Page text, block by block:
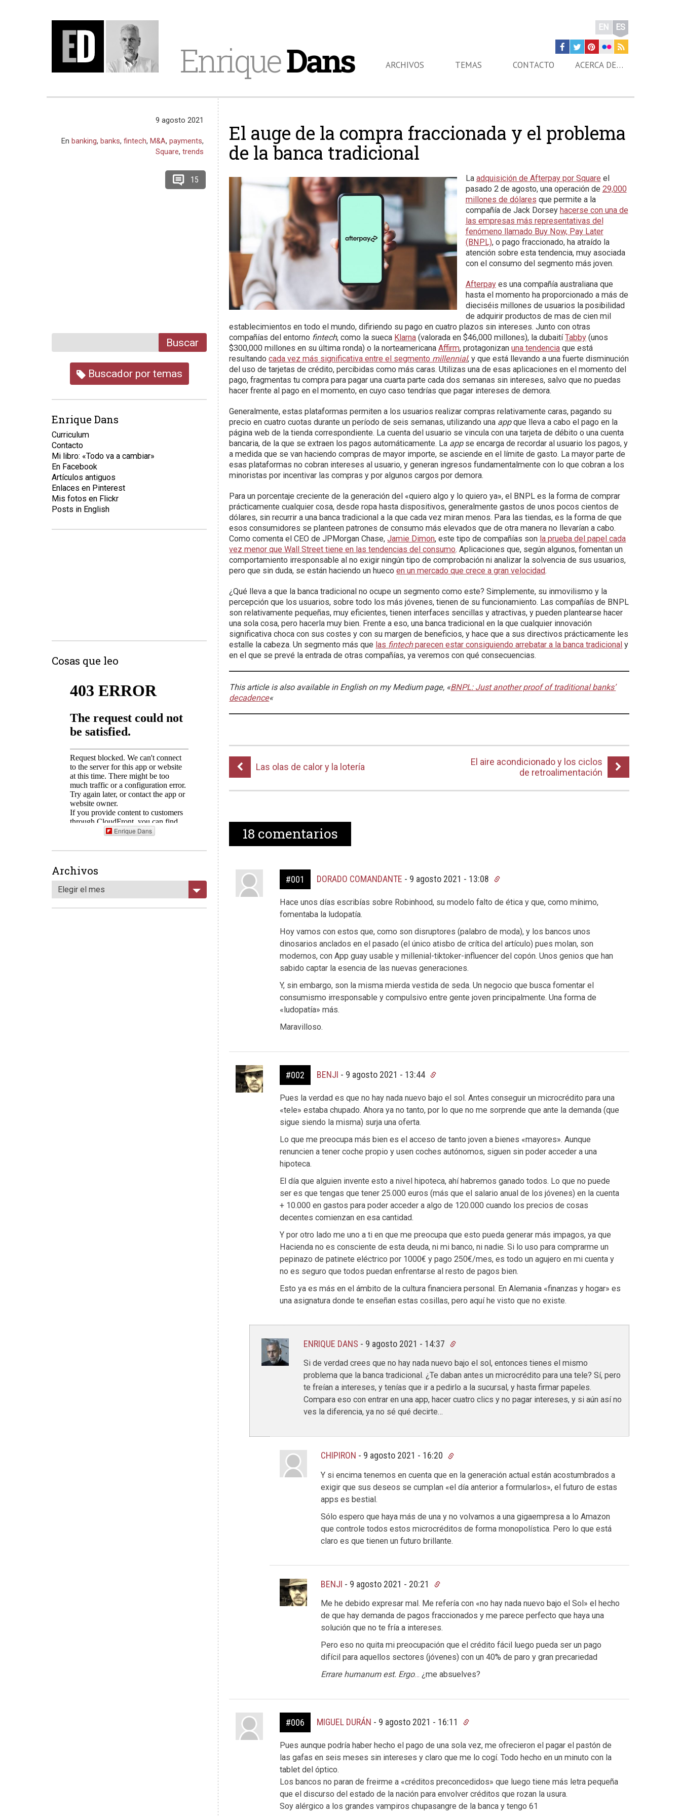
EnriqueDans
EN ES
ARCHIVOS TEMAS CONTACTO ACERCA DE…
El auge de la compra fraccionada y el problema
de la banca tradicional
La adquisición de Afterpay por Squareel
pasado 2 de agosto, una operación de 29,000
millones de dólares que permite a la
compañía de Jack Dorsey hacerse con una de
las empresas más representativas del
fenómeno llamado Buy Now, Pay Later
(BNPL), o pago fraccionado, ha atraído la
atención sobre esta tendencia, muy asociada
con el consumo del segmento más joven.
Afterpayes una compañía australiana que
hasta el momento ha proporcionado a más de
dieciséis millones de usuarios la posibilidad
de adquirir productos de mas de cien mil
establecimientos en todo el mundo, difiriendo su pago en cuatro plazos sin intereses. Junto con otras
compañías del entorno fintech, como la sueca Klarna (valorada en $46,000 millones), la dubaitíTabby (unos
$300,000 millones en su última ronda) o la norteamericanaAffirm, protagonizanuna tendencia que está
resultandocada vez más significativa entre el segmento millennial, y que está llevando a una fuerte disminución
del uso de tarjetas de crédito, percibidas como más caras. Utilizas una de esas aplicaciones en el momento del
pago, fragmentas tu compra para pagar una cuarta parte cada dos semanas sin intereses, salvo que no puedas
hacer frente al pago en el momento, en cuyo caso tendrías que pagar intereses de demora.
Generalmente, estas plataformas permiten a los usuarios realizar compras relativamente caras, pagando su
precio en cuatro cuotas durante un período de seis semanas, utilizando una appque lleva a cabo el pago en la
página web de la tienda correspondiente. La cuenta del usuario se vincula con una tarjeta de débito o una cuenta
bancaria, de la que se extraen los pagos automáticamente. La appse encarga de recordar al usuario los pagos, y
a medida que se van haciendo compras de mayor importe, se asciende en el límite de gasto. La mayor parte de
esas plataformas no cobran intereses al usuario, y generan ingresos fundamentalmente con lo que cobran a los
minoristas por incentivar las compras y por algunos cargos por demora.
Para un porcentaje creciente de la generación del «quiero algo y lo quiero ya», el BNPL es la forma de comprar
prácticamente cualquier cosa, desde ropa hasta dispositivos, generalmente gastos de unos pocos cientos de
dólares, sin recurrir a una banca tradicional a la que cada vez miran menos. Para las tiendas, es la forma de que
esos consumidores se planteen patrones de consumo más elevados que de otra manera no llevarían a cabo.
Como comenta el CEO de JPMorgan Chase,Jamie Dimon, este tipo de compañías son la prueba del papel cada
vez menor que Wall Street tiene en las tendencias del consumo. Aplicaciones que, según algunos, fomentan un
comportamiento irresponsable al no exigir ningún tipo de comprobación ni analizar la solvencia de sus usuarios,
pero que sin duda, se están haciendo un huecoen un mercado que crece a gran velocidad.
¿Qué lleva a que la banca tradicional no ocupe un segmento como este? Simplemente, su inmovilismo y la
percepción que los usuarios, sobre todo los más jóvenes, tienen de su funcionamiento. Las compañías de BNPL
son relativamente pequeñas, muy eficientes, tienen interfaces sencillas y atractivas, y pueden plantearse hacer
una sola cosa, pero hacerla muy bien. Frente a eso, una banca tradicional en la que cualquier innovación
significativa choca con sus costes y con su margen de beneficios, y hace que a sus directivos prácticamente les
estalle la cabeza. Un segmento más que las fintechparecen estar consiguiendo arrebatar a la banca tradicional y
en el que se prevé la entrada de otras compañías, ya veremos con qué consecuencias.
This article is also available in English on my Medium page, «BNPL: Just another proof of traditional banks’
decadence«
Las olas de calor y la lotería
El aire acondicionado y los ciclos
de retroalimentación
18 comentarios
#001 DORADO COMANDANTE - 9 agosto 2021 - 13:08
Hace unos días escribías sobre Robinhood, su modelo falto de ética y que, como mínimo,
fomentaba la ludopatía.
Hoy vamos con estos que, como son disruptores (palabro de moda), y los bancos unos
dinosarios anclados en el pasado (el único atisbo de crítica del artículo) pues molan, son
modernos, con App guay usable y millenial-tiktoker-influencer del copón. Unos genios que han
sabido captar la esencia de las nuevas generaciones.
Y, sin embargo, son la misma mierda vestida de seda. Un negocio que busca fomentar el
consumismo irresponsable y compulsivo entre gente joven principalmente. Una forma de
«ludopatía» más.
Maravilloso.
#002 BENJI - 9 agosto 2021 - 13:44
Pues la verdad es que no hay nada nuevo bajo el sol. Antes conseguir un microcrédito para una
«tele» estaba chupado. Ahora ya no tanto, por lo que no me sorprende que ante la demanda (que
sigue siendo la misma) surja una oferta.
Lo que me preocupa más bien es el acceso de tanto joven a bienes «mayores». Aunque
renuncien a tener coche propio y usen coches autónomos, siguen sin poder acceder a una
hipoteca.
El día que alguien invente esto a nivel hipoteca, ahí habremos ganado todos. Lo que no puede
ser es que tengas que tener 25.000 euros (más que el salario anual de los jóvenes) en la cuenta
+ 10.000 en gastos para poder acceder a algo de 120.000 cuando los precios de cosas
decentes comienzan en esa cantidad.
Y por otro lado me uno a ti en que me preocupa que esto pueda generar más impagos, ya que
Hacienda no es consciente de esta deuda, ni mi banco, ni nadie. Si lo uso para comprarme un
pepinazo de patinete eléctrico por 1000€ y pago 250€/mes, es todo un agujero en mi cuenta y
no es seguro que todos puedan enfrentarse al resto de pagos bien.
Esto ya es más en el ámbito de la cultura financiera personal. En Alemania «finanzas y hogar» es
una asignatura donde te enseñan estas cosillas, pero aquí he visto que no existe.
ENRIQUE DANS - 9 agosto 2021 - 14:37
Si de verdad crees que no hay nada nuevo bajo el sol, entonces tienes el mismo
problema que la banca tradicional. ¿Te daban antes un microcrédito para una tele? Sí, pero
te freían a intereses, y tenías que ir a pedirlo a la sucursal, y hasta firmar papeles.
Compara eso con entrar en una app, hacer cuatro clics y no pagar intereses, y si aún así no
ves la diferencia, ya no sé qué decirte…
CHIPIRON - 9 agosto 2021 - 16:20
Y si encima tenemos en cuenta que en la generación actual están acostumbrados a
exigir que sus deseos se cumplan «el día anterior a formularlos», el futuro de estas
apps es bestial.
Sólo espero que haya más de una y no volvamos a una gigaempresa a lo Amazon
que controle todos estos microcréditos de forma monopolística. Pero lo que está
claro es que tienen un futuro brillante.
BENJI - 9 agosto 2021 - 20:21
Me he debido expresar mal. Me refería con «no hay nada nuevo bajo el Sol» el hecho
de que hay demanda de pagos fraccionados y me parece perfecto que haya una
solución que no te fría a intereses.
Pero eso no quita mi preocupación que el crédito fácil luego pueda ser un pago
difícil para aquellos sectores (jóvenes) con un 40% de paro y gran precariedad
Errare humanum est. Ergo… ¿me absuelves?
#006 MIGUEL DURÁN - 9 agosto 2021 - 16:11
Pues aunque podría haber hecho el pago de una sola vez, me ofrecieron el pagar el pastón de
las gafas en seis meses sin intereses y claro que me lo cogí. Todo hecho en un minuto con la
tablet del óptico.
Los bancos no paran de freirme a «créditos preconcedidos» que luego tiene más letra pequeña
que el discurso del estado de la nación para envolver créditos que rozan la usura.
Soy alérgico a los grandes vampiros chupasangre de la banca y tengo 61
9 agosto 2021
Enbanking,banks,fintech,M&A,payments,
Square,trends
15
Buscar
Buscador por temas
Enrique Dans
Curriculum
Contacto
Mi libro: «Todo va a cambiar»
En Facebook
Artículos antiguos
Enlaces en Pinterest
Mis fotos en Flickr
Posts in English
Cosas que leo
Enrique Dans
Archivos
Elegir el mes